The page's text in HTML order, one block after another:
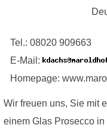
Tel.: 08020 909663
E-Mail:
Homepage:
Wir freuen uns, Sie mit
einem Glas Prosecco